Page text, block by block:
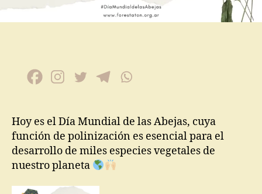
Hoy es el Día Mundial de las Abejas, cuya
función de polinización es esencial para el
desarrollo de miles especies vegetales de
nuestro planeta